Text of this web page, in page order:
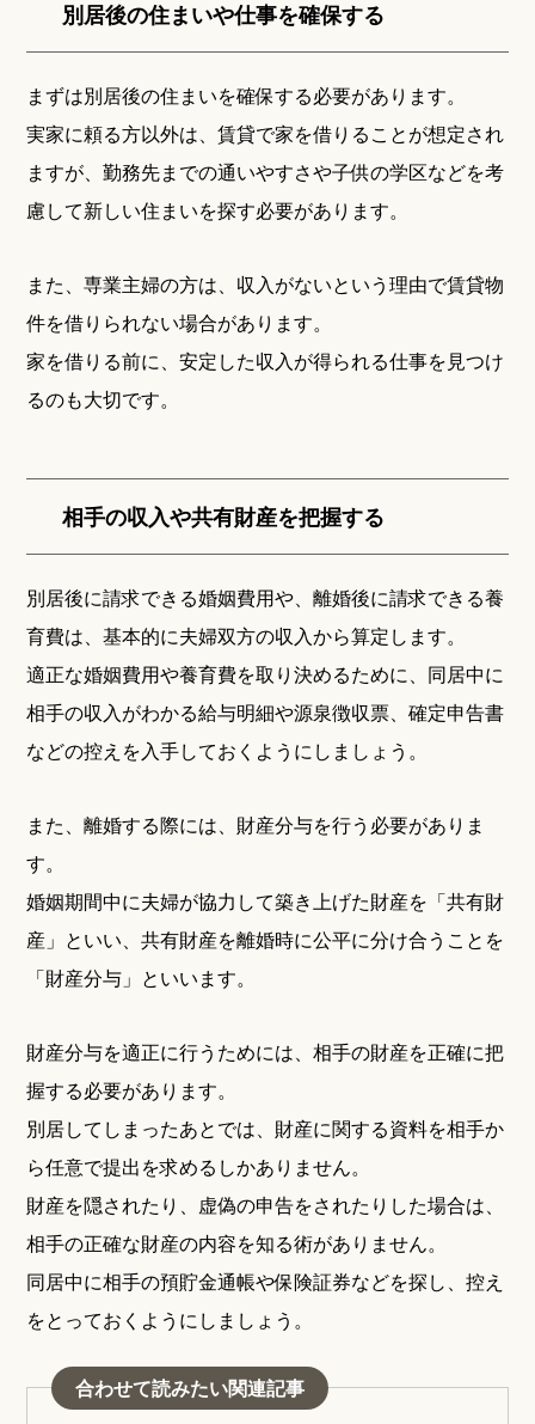
別居後の住まいや仕事を確保する
まずは別居後の住まいを確保する必要があります。
実家に頼る方以外は、賃貸で家を借りることが想定され
ますが、勤務先までの通いやすさや子供の学区などを考
慮して新しい住まいを探す必要があります。
また、専業主婦の方は、収入がないという理由で賃貸物
件を借りられない場合があります。
家を借りる前に、安定した収入が得られる仕事を見つけ
るのも大切です。
相手の収入や共有財産を把握する
別居後に請求できる婚姻費用や、離婚後に請求できる養
育費は、基本的に夫婦双方の収入から算定します。
適正な婚姻費用や養育費を取り決めるために、同居中に
相手の収入がわかる給与明細や源泉徴収票、確定申告書
などの控えを入手しておくようにしましょう。
また、離婚する際には、財産分与を行う必要がありま
す。
婚姻期間中に夫婦が協力して築き上げた財産を「共有財
産」といい、共有財産を離婚時に公平に分け合うことを
「財産分与」といいます。
財産分与を適正に行うためには、相手の財産を正確に把
握する必要があります。
別居してしまったあとでは、財産に関する資料を相手か
ら任意で提出を求めるしかありません。
財産を隠されたり、虚偽の申告をされたりした場合は、
相手の正確な財産の内容を知る術がありません。
同居中に相手の預貯金通帳や保険証券などを探し、控え
をとっておくようにしましょう。
合わせて読みたい関連記事